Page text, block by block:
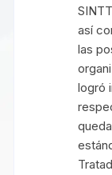
así
las
logró